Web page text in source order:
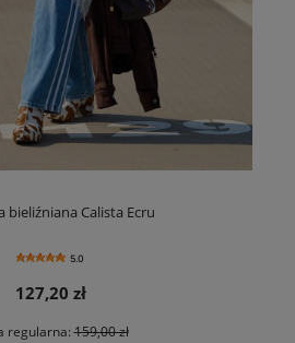
bieliźniana Calista Ecru
5.0
127,20 zł
regularna:159,00 zł